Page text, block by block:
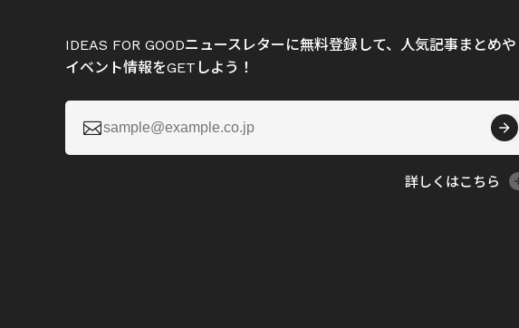
IDEAS FOR GOODニュースレターに無料登録して、人気記事まとめや
イベント情報をGETしよう！

詳しくはこちら